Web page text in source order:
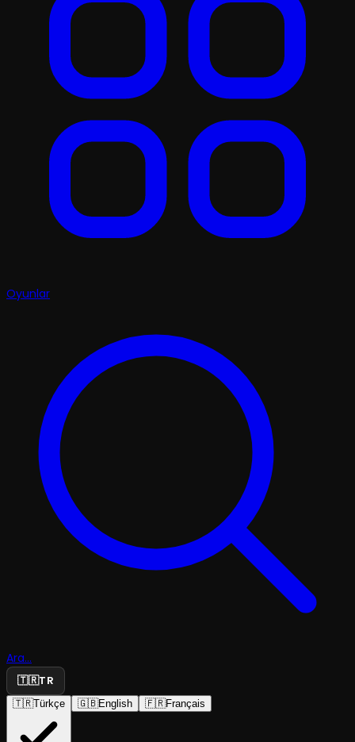
Oyunlar
Ara...
🇹🇷TR
🇹🇷Türkçe 🇬🇧English 🇫🇷Français